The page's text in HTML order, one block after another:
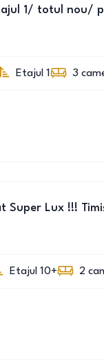
1/ totul nou/
Etajul 1 3
Super Lux !!!
Etajul 10+ 2